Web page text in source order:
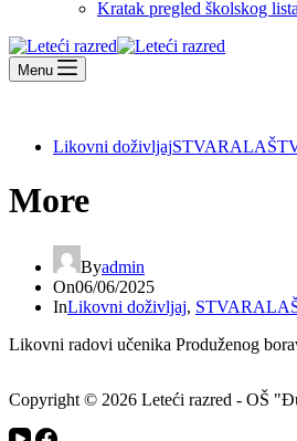
Kratak pregled školskog lista
Menu
Likovni doživljaj
More
Byadmin
On06/06/2025
InLikovni doživljaj,
Likovni radovi učenika Produženog
Copyright © 2026 Leteći razred - OŠ